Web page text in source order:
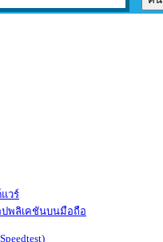
วร์
ปพลิเคชันบนมือถือ